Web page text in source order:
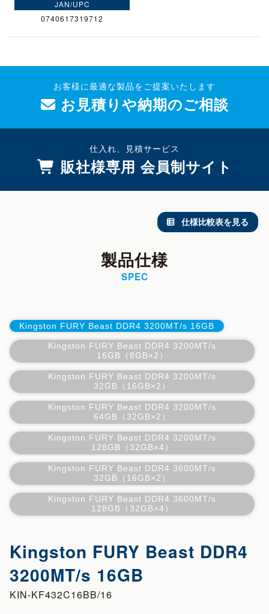
0740617319712
お客様に最適な製品をご提案いたします
お見積りや納期のご相談
仕入れ、見積サービス
販社様専用 会員制サイト
仕様比較表を見る
製品仕様
SPEC
Kingston FURY Beast DDR4 3200MT/s 16GB
Kingston FURY Beast DDR4 3200MT/s
16GB（8GB×2）
Kingston FURY Beast DDR4 3200MT/s
32GB（16GB×2）
Kingston FURY Beast DDR4 3200MT/s
64GB（32GB×2）
Kingston FURY Beast DDR4 3200MT/s
128GB（32GB×4）
Kingston FURY Beast DDR4 3600MT/s
32GB（16GB×2）
Kingston FURY Beast DDR4 3600MT/s
128GB（32GB×4）
Kingston FURY Beast DDR4
3200MT/s 16GB
KIN-KF432C16BB/16